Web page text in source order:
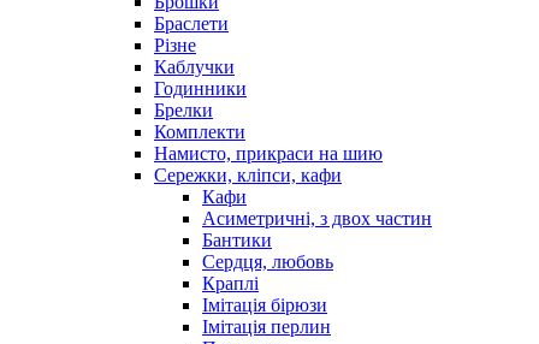
Браслети
Різне
Каблучки
Годинники
Брелки
Комплекти
Намисто, прикраси на шию
Сережки, кліпси, кафи
Кафи
Асиметричні, з двох частин
Бантики
Сердця, любовь
Краплі
Імітація бірюзи
Імітація перлин